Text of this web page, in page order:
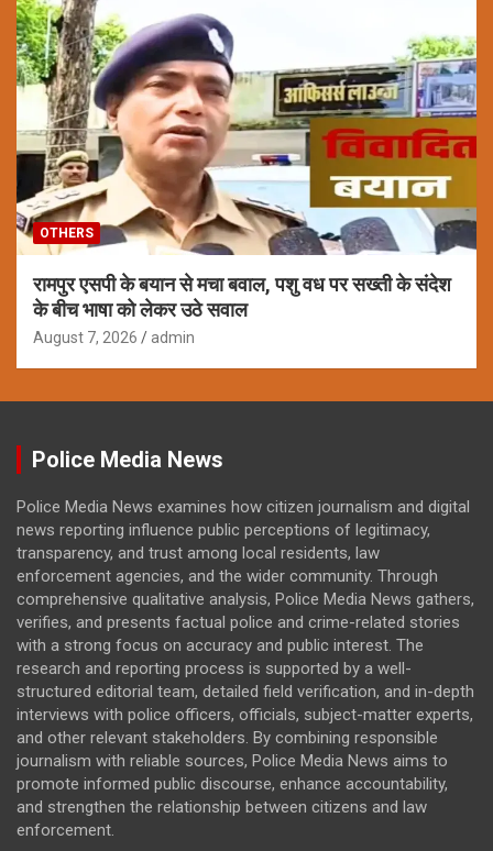
OTHERS
रामपुर एसपी के बयान से मचा बवाल, पशु वध पर सख्ती के संदेश
के बीच भाषा को लेकर उठे सवाल
August 7, 2026 admin
Police Media News
Police Media News examines how citizen journalism and digital
news reporting influence public perceptions of legitimacy,
transparency, and trust among local residents, law
enforcement agencies, and the wider community. Through
comprehensive qualitative analysis, Police Media News gathers,
verifies, and presents factual police and crime-related stories
with a strong focus on accuracy and public interest. The
research and reporting process is supported by a well-
structured editorial team, detailed field verification, and in-depth
interviews with police officers, officials, subject-matter experts,
and other relevant stakeholders. By combining responsible
journalism with reliable sources, Police Media News aims to
promote informed public discourse, enhance accountability,
and strengthen the relationship between citizens and law
enforcement.